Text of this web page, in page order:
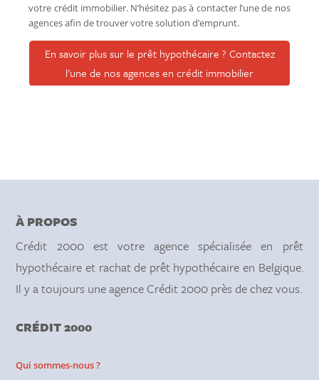
votre crédit immobilier. N’hésitez pas à contacter l’une de nos
agences afin de trouver votre solution d’emprunt.
En savoir plus sur le prêt hypothécaire ? Contactez
l'une de nos agences en crédit immobilier
À PROPOS
Crédit 2000 est votre agence spécialisée en prêt
hypothécaire et rachat de prêt hypothécaire en Belgique.
Il y a toujours une agence Crédit 2000 près de chez vous.
CRÉDIT 2000
Qui sommes-nous ?